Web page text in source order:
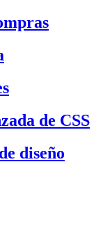
de CSS
diseño